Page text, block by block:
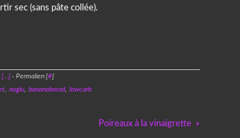
sec (sans pâte collée).
[…]- Permalien [#]
, noglu, bananabread, lowcarb
Poireaux à la vinaigrette